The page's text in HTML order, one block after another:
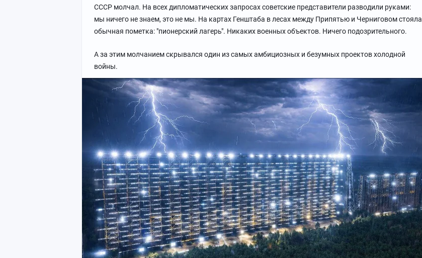
СССР молчал. На всех дипломатических запросах советские представители разводили руками:
мы ничего не знаем, это не мы. На картах Генштаба в лесах между Припятью и Черниговом стояла
обычная пометка: "пионерский лагерь". Никаких военных объектов. Ничего подозрительного.
А за этим молчанием скрывался один из самых амбициозных и безумных проектов холодной
войны.